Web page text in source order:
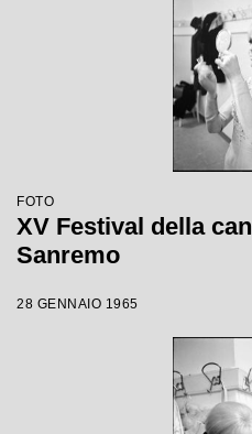
FOTO
XV Festival della
Sanremo
28 GENNAIO 1965